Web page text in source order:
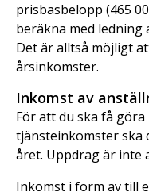
prisbasbelopp (465
beräkna med
Det är alltså möjligt
årsinkomster.
Inkomst av
För att du ska få
tjänsteinkomster ska
året. Uppdrag är inte
Inkomst i form av till